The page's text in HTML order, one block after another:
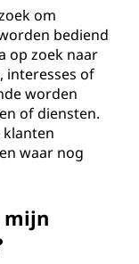
om
bediend
op zoek naar
interesses of
worden
of diensten.
klanten
waar nog
mijn